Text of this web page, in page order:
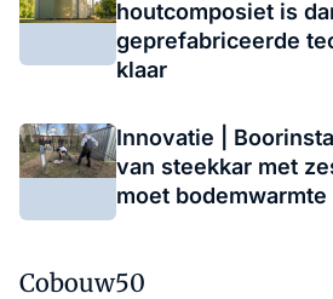
houtcomposiet is
geprefabriceerde
klaar
Innovatie |
van steekkar met
moet
Cobouw50